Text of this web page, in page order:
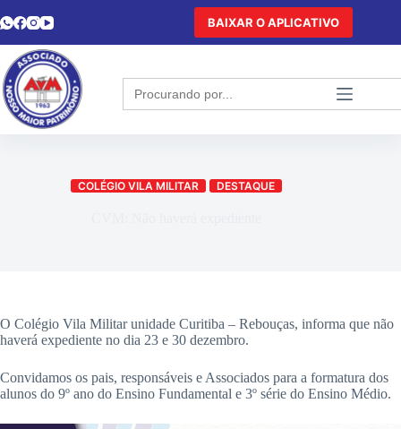
BAIXAR O APLICATIVO
Search
for:
COLÉGIO VILA MILITAR DESTAQUE
O Colégio Vila Militar unidade Curitiba – Rebouças, informa que não
haverá expediente no dia 23 e 30 dezembro.
Convidamos os pais, responsáveis e Associados para a formatura dos
alunos do 9º ano do Ensino Fundamental e 3º série do Ensino Médio.